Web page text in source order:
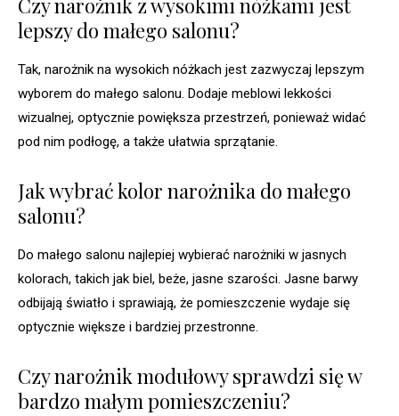
Czy narożnik z wysokimi nóżkami jest
lepszy do małego salonu?
Tak, narożnik na wysokich nóżkach jest zazwyczaj lepszym
wyborem do małego salonu. Dodaje meblowi lekkości
wizualnej, optycznie powiększa przestrzeń, ponieważ widać
pod nim podłogę, a także ułatwia sprzątanie.
Jak wybrać kolor narożnika do małego
salonu?
Do małego salonu najlepiej wybierać narożniki w jasnych
kolorach, takich jak biel, beże, jasne szarości. Jasne barwy
odbijają światło i sprawiają, że pomieszczenie wydaje się
optycznie większe i bardziej przestronne.
Czy narożnik modułowy sprawdzi się w
bardzo małym pomieszczeniu?